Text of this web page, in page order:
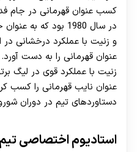
کسب عنوان قهرمانی در جام
در سال 1980 بود که
و زنیت با عملکرد درخشانی در
زنیت با عملکرد قوی در لیگ
عنوان نایب قهرمانی را کسب
دستاوردهای تیم در دوران
استادیوم اختصاصی